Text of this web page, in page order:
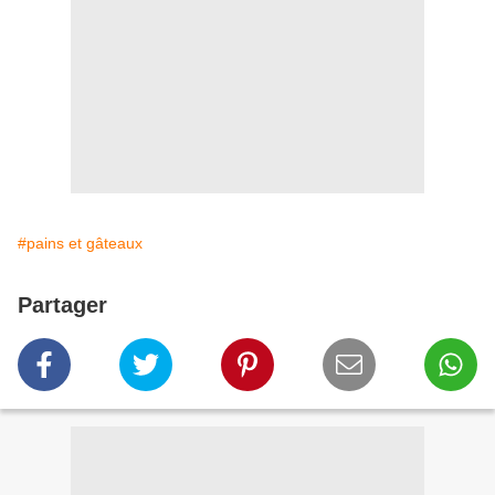
#pains et gâteaux
Partager